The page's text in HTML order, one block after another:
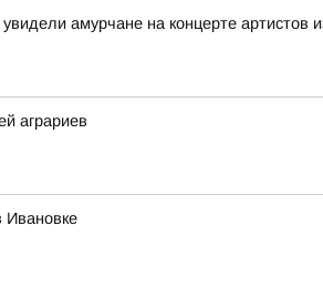
амурчане на концерте артистов
аграриев
Ивановке